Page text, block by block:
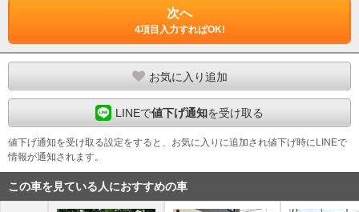
次へ
4項目入力すればOK!
お気に入り追加
LINEで値下げ通知を受け取る
値下げ通知を受け取る設定をすると、お気に入りに追加され値下げ時にLINEで
情報が通知されます。
この車を見ている人におすすめの車